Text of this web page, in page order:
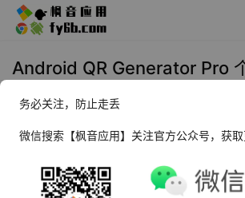
Android QR Generator Pro
2023年10月4日 10:41 生活相关
QR Generator Pro是一款个性
务必关注，防止走丢
微信搜索【枫音应用】关注官方公众号，获